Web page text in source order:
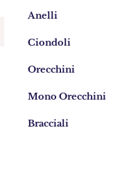
Anelli
Ciondoli
Orecchini
Mono Orecchini
Bracciali